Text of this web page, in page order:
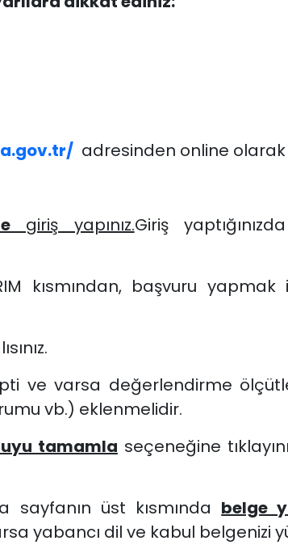
adresinden online olarak
giriş yapınız.Giriş
kısmından, başvuru
ve varsa değerlendirme
vb.) eklenmelidir.
tamamla seçeneğine
sayfanın üst kısmında belge
yabancı dil ve kabul belgenizi